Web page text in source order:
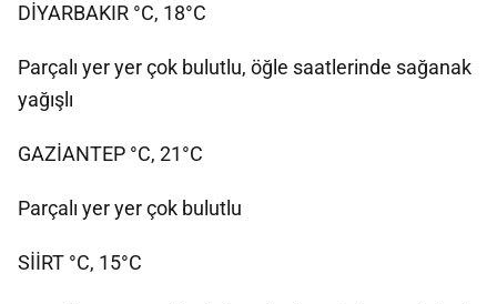
DİYARBAKIR °C, 18°C
Parçalı yer yer çok bulutlu, öğle saatlerinde sağanak
yağışlı
GAZİANTEP °C, 21°C
Parçalı yer yer çok bulutlu
SİİRT °C, 15°C